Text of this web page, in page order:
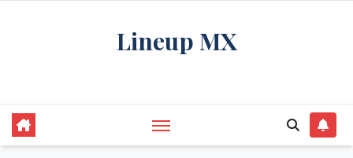
Lineup MX